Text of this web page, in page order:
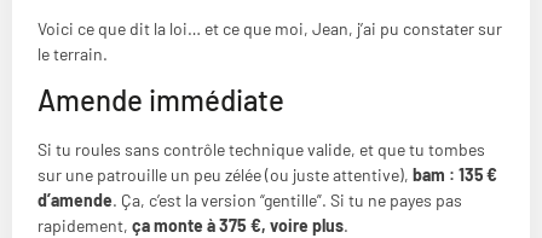
Voici ce que dit la loi… et ce que moi, Jean, j’ai pu constater sur
le terrain.
Amende immédiate
Si tu roules sans contrôle technique valide, et que tu tombes
sur une patrouille un peu zélée (ou juste attentive), bam : 135 €
d’amende. Ça, c’est la version “gentille”. Si tu ne payes pas
rapidement, ça monte à 375 €, voire plus.